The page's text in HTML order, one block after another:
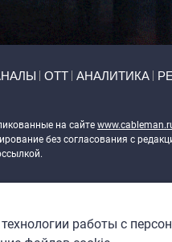
ОТТ АНАЛИТИКА
на сайте
без согласования с
работы с